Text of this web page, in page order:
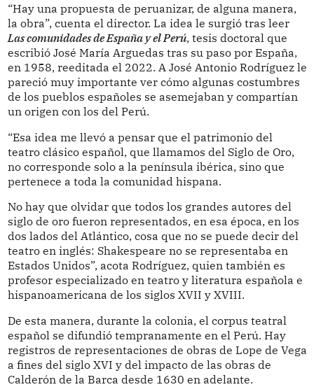
“Hay una propuesta de peruanizar, de alguna manera,
la obra”, cuenta el director. La idea le surgió tras leer
Las comunidades de España y el Perú, tesis doctoral que
escribió José María Arguedas tras su paso por España,
en 1958, reeditada el 2022. A José Antonio Rodríguez le
pareció muy importante ver cómo algunas costumbres
de los pueblos españoles se asemejaban y compartían
un origen con los del Perú.
“Esa idea me llevó a pensar que el patrimonio del
teatro clásico español, que llamamos del Siglo de Oro,
no corresponde solo a la península ibérica, sino que
pertenece a toda la comunidad hispana.
No hay que olvidar que todos los grandes autores del
siglo de oro fueron representados, en esa época, en los
dos lados del Atlántico, cosa que no se puede decir del
teatro en inglés: Shakespeare no se representaba en
Estados Unidos”, acota Rodríguez, quien también es
profesor especializado en teatro y literatura española e
hispanoamericana de los siglos XVII y XVIII.
De esta manera, durante la colonia, el corpus teatral
español se difundió tempranamente en el Perú. Hay
registros de representaciones de obras de Lope de Vega
a fines del siglo XVI y del impacto de las obras de
Calderón de la Barca desde 1630 en adelante.